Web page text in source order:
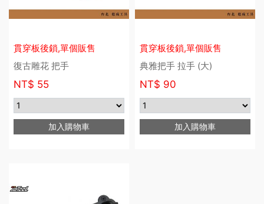
貫穿板後鎖,單個販售
復古雕花 把手
NT$ 55
加入購物車
貫穿板後鎖,單個販售
典雅把手 拉手 (大)
NT$ 90
加入購物車